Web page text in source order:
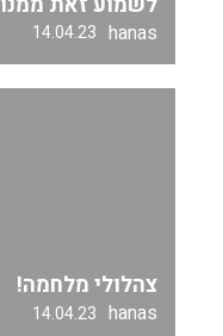
hanas
14.04.23
צהלולי מלחמה!
hanas
14.04.23